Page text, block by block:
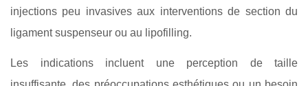
injections peu invasives aux interventions de section du
ligament suspenseur ou au lipofilling.
Les indications incluent une perception de taille